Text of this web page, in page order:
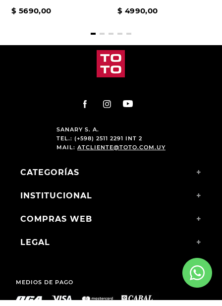
$ 5690,00 $ 4990,00
SANARY S. A.
TEL.: (+598) 2511 2291 INT 2
MAIL: ATCLIENTE@TOTO.COM.UY
CATEGORÍAS +
INSTITUCIONAL +
COMPRAS WEB +
LEGAL +
MEDIOS DE PAGO